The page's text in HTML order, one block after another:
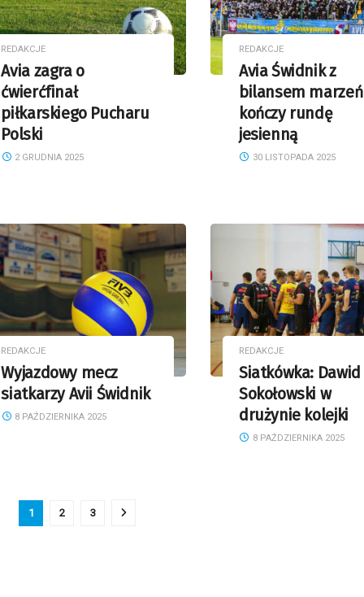
REDAKCJE
Avia zagra o
ćwierćfinał
piłkarskiego Pucharu
Polski
2 GRUDNIA 2025
REDAKCJE
Avia Świdnik z
bilansem marzeń
kończy rundę
jesienną
30 LISTOPADA 2025
REDAKCJE
Wyjazdowy mecz
siatkarzy Avii Świdnik
8 PAŹDZIERNIKA 2025
REDAKCJE
Siatkówka: Dawid
Sokołowski w
drużynie kolejki
8 PAŹDZIERNIKA 2025
1 2 3